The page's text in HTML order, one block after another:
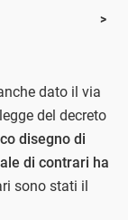
dato il via
del decreto
disegno di
di contrari ha
sono stati il